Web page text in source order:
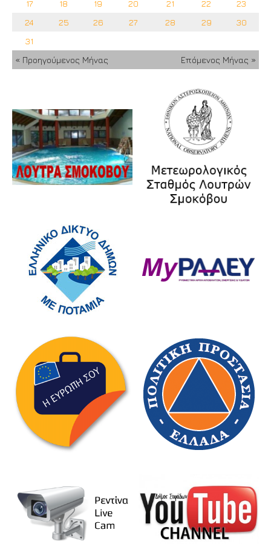
17 18 19 20 21 22
23
24
25 26 27 28 29
30
31
« Προηγούμενος Μήνας
Επόμενος Μήνας »